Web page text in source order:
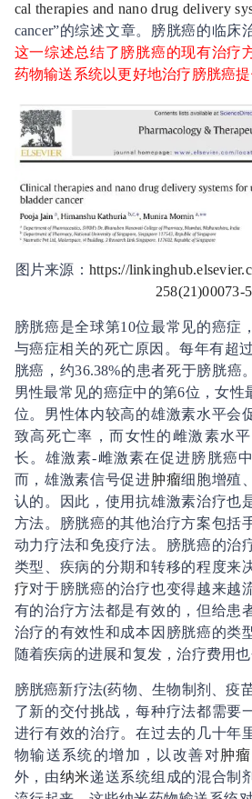
cal therapies and nano drug delivery
cancer”的综述文章。膀胱癌的临床
这一综述总结了膀胱癌的现有治疗
药物输送系统以更好地治疗膀胱癌提
图片来源： https://
258(21)00073-5
膀胱癌是全球第10位最常见的癌症
与癌症相关的死亡原因。每年有超过
胱癌，约36.38%的患者死于膀胱癌
男性最常见的癌症中的第6位，女性
位。男性体内较高的雄激素水平会
致高死亡率，而女性的雌激素水
长。雄激素-雌激素在促进膀胱癌
而，雄激素信号促进肿瘤细胞增殖
认的。因此，使用抗雄激素治疗也
方法。膀胱癌的其他治疗方案包括
动力疗法和免疫疗法。膀胱癌的治
类型、疾病的分期和转移的程度来
疗对于膀胱癌的治疗也变得越来越
有的治疗方法都是有效的，但给患
治疗的有效性和成本因膀胱癌的类
随着疾病的进展和复发，治疗费用也
膀胱癌新疗法(药物、生物制剂、疫
了新的交付挑战，每种疗法都需要
进行有效的治疗。在过去的几十年
物输送系统的增加，以改善对肿瘤
外，由纳米递送系统组成的混合制